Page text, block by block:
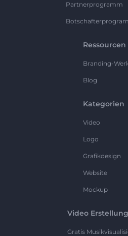
Partnerprogramm
Ressourcen
Branding-
Blog
Kategorien
Video
Logo
Grafikdesign
Website
Mockup
Video
Gratis